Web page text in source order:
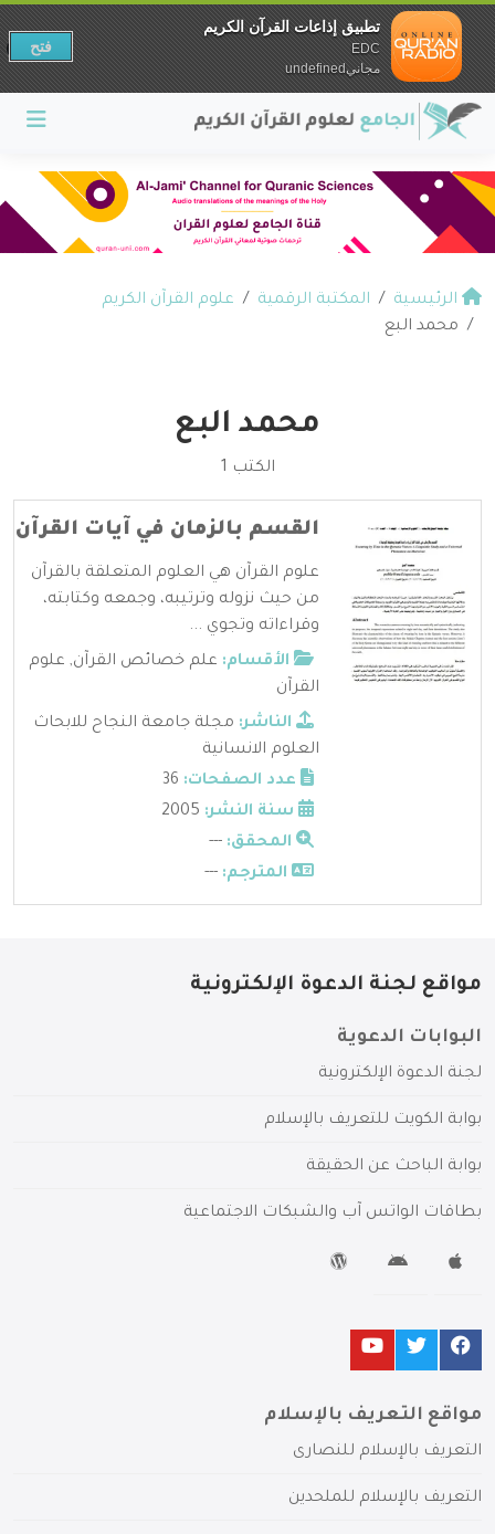
الرئيسية المكتبة الرقمية
علوم القرآن الكريم
محمد البع
محمد البع
الكتب 1
القسم بالزمان في آيات القرآن
علوم القرآن هي العلوم المتعلقة بالقرآن
من حيث نزوله وترتيبه، وجمعه وكتابته،
وقراءاته وتجوي ...
الأقسام: علم خصائص القرآن, علوم
القرآن
الناشر: مجلة جامعة النجاح للابحاث
العلوم الانسانية
عدد الصفحات:
سنة النشر:
المحقق: ---
المترجم: ---
مواقع لجنة الدعوة الإلكترونية
البوابات الدعوية
لجنة الدعوة الإلكترونية
بوابة الكويت للتعريف بالإسلام
بوابة الباحث عن الحقيقة
بطاقات الواتس آب والشبكات الاجتماعية
مواقع التعريف بالإسلام
التعريف بالإسلام للنصارى
التعريف بالإسلام للملحدين
تطبيق إذاعات القرآن الكريم
EDC
مجانيundefined
فتح